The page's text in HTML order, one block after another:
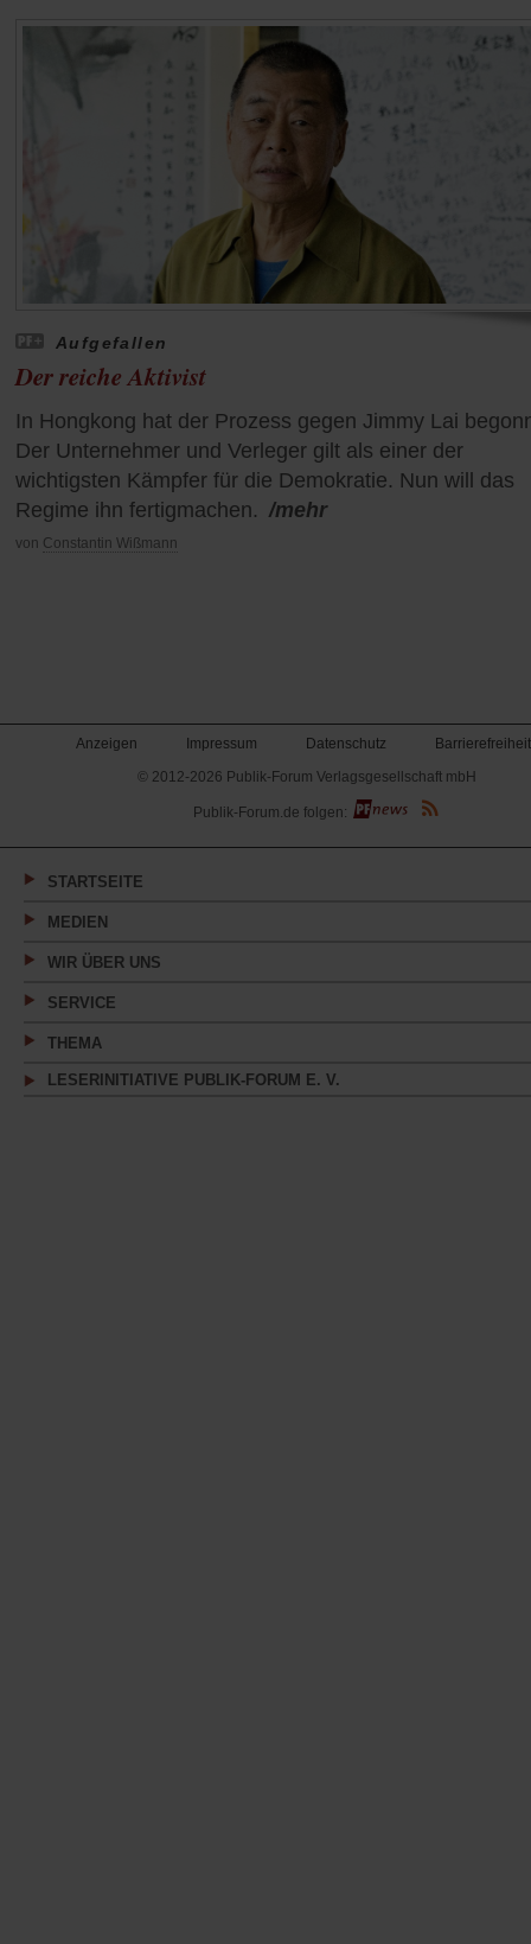
Aufgefallen
Der reiche Aktivist
In Hongkong hat der Prozess gegen Jimmy Lai
Der Unternehmer und Verleger gilt als einer der
wichtigsten Kämpfer für die Demokratie. Nun will das
Regime ihn fertigmachen. /mehr
von Constantin Wißmann
Anzeigen Impressum Datenschutz
Barrierefreiheit
© 2012-2026 Publik-Forum Verlagsgesellschaft mbH
(Öffnet
in
neuen
Publik-Forum.de folgen:
STARTSEITE
MEDIEN
WIR ÜBER UNS
SERVICE
THEMA
LESERINITIATIVE PUBLIK-FORUM E. V.